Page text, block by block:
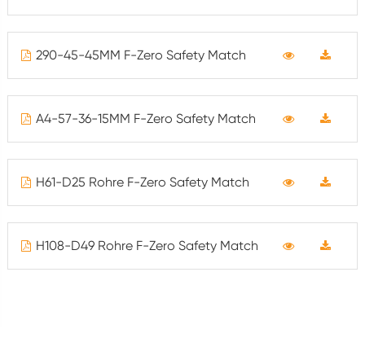
290-45-45MM F-Zero Safety Match
A4-57-36-15MM F-Zero Safety Match
H61-D25 Rohre F-Zero Safety Match
H108-D49 Rohre F-Zero Safety Match